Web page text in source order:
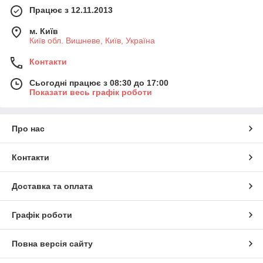
Працює з 12.11.2013
м. Київ
Київ обл. Вишневе, Київ, Україна
Контакти
Сьогодні працює з 08:30 до 17:00
Показати весь графік роботи
Про нас
Контакти
Доставка та оплата
Графік роботи
Повна версія сайту